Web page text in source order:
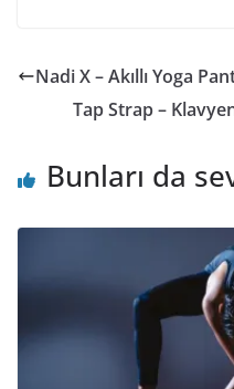
Nadi X – Akıllı Yoga
Tap Strap –
Bunları da